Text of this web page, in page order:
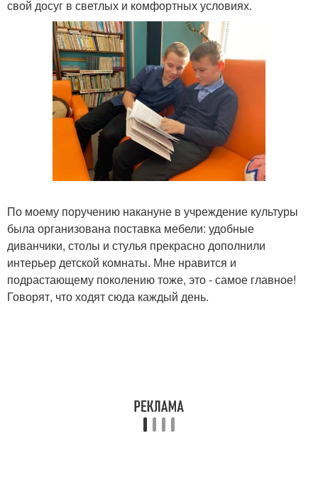
свой досуг в светлых и комфортных условиях.
По моему поручению накануне в учреждение культуры
была организована поставка мебели: удобные
диванчики, столы и стулья прекрасно дополнили
интерьер детской комнаты. Мне нравится и
подрастающему поколению тоже, это - самое главное!
Говорят, что ходят сюда каждый день.